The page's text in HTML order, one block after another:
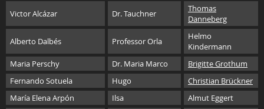
Victor Alcázar Dr. Tauchner
Thomas
Danneberg
Alberto Dalbés Professor Orla
Helmo
Kindermann
Maria Perschy
Dr. Maria Marco
Brigitte Grothum
Fernando Sotuela
Hugo
Christian Brückner
María Elena Arpón
Ilsa
Almut Eggert